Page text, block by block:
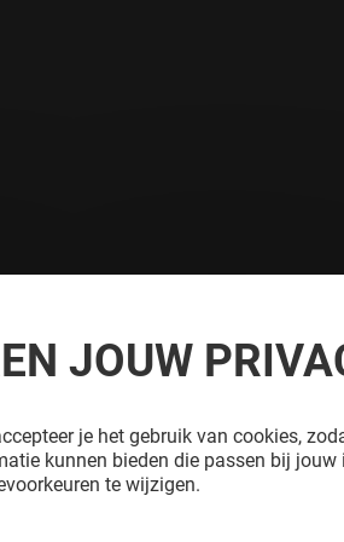
Juridische informatieHandvest
JOUW
je het gebruik van cookies,
kunnen bieden die passen bij jouw
te wijzigen.